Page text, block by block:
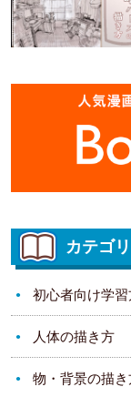
カテゴリ
初心者向け学
人体の描き方
物・背景の描き